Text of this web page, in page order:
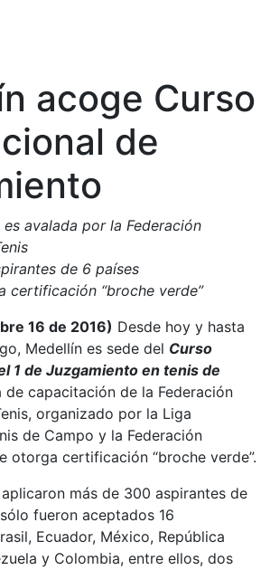
acoge Curso
de
avalada por la Federación
de 6 países
certificación “broche verde”
16 de 2016) Desde hoy y hasta
Medellín es sede del Curso
1 de Juzgamiento en tenis de
de capacitación de la Federación
organizado por la Liga
de Campo y la Federación
otorga certificación “broche verde”.
más de 300 aspirantes de
fueron aceptados 16
Ecuador, México, República
y Colombia, entre ellos, dos